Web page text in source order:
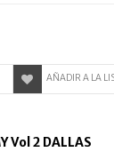
AÑADIR A LA
Vol 2 DALLAS